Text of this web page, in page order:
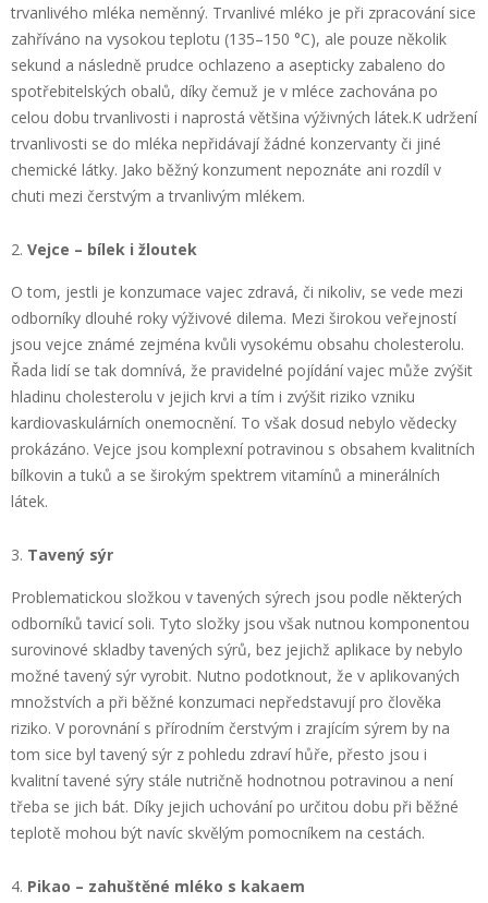
trvanlivého mléka neměnný. Trvanlivé mléko je při zpracování sice
zahříváno na vysokou teplotu (135–150 °C), ale pouze několik
sekund a následně prudce ochlazeno a asepticky zabaleno do
spotřebitelských obalů, díky čemuž je v mléce zachována po
celou dobu trvanlivosti i naprostá většina výživných látek.K udržení
trvanlivosti se do mléka nepřidávají žádné konzervanty či jiné
chemické látky. Jako běžný konzument nepoznáte ani rozdíl v
chuti mezi čerstvým a trvanlivým mlékem.
Vejce – bílek i žloutek
O tom, jestli je konzumace vajec zdravá, či nikoliv, se vede mezi
odborníky dlouhé roky výživové dilema. Mezi širokou veřejností
jsou vejce známé zejména kvůli vysokému obsahu cholesterolu.
Řada lidí se tak domnívá, že pravidelné pojídání vajec může zvýšit
hladinu cholesterolu v jejich krvi a tím i zvýšit riziko vzniku
kardiovaskulárních onemocnění. To však dosud nebylo vědecky
prokázáno. Vejce jsou komplexní potravinou s obsahem kvalitních
bílkovin a tuků a se širokým spektrem vitamínů a minerálních
látek.
Tavený sýr
Problematickou složkou v tavených sýrech jsou podle některých
odborníků tavicí soli. Tyto složky jsou však nutnou komponentou
surovinové skladby tavených sýrů, bez jejichž aplikace by nebylo
možné tavený sýr vyrobit. Nutno podotknout, že v aplikovaných
množstvích a při běžné konzumaci nepředstavují pro člověka
riziko. V porovnání s přírodním čerstvým i zrajícím sýrem by na
tom sice byl tavený sýr z pohledu zdraví hůře, přesto jsou i
kvalitní tavené sýry stále nutričně hodnotnou potravinou a není
třeba se jich bát. Díky jejich uchování po určitou dobu při běžné
teplotě mohou být navíc skvělým pomocníkem na cestách.
Pikao – zahuštěné mléko s kakaem